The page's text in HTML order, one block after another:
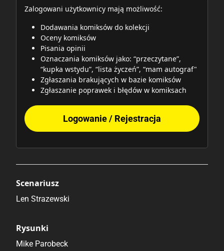
Zalogowani użytkownicy mają możliwość:
Dodawania komiksów do kolekcji
Oceny komiksów
Pisania opinii
Oznaczania komiksów jako: “przeczytane”,
“kupka wstydu”, “lista życzeń”, “mam autograf"
Zgłaszania brakujących w bazie komiksów
Zgłaszanie poprawek i błędów w komiksach
Logowanie / Rejestracja
Scenariusz
Len Strazewski
Rysunki
Mike Parobeck